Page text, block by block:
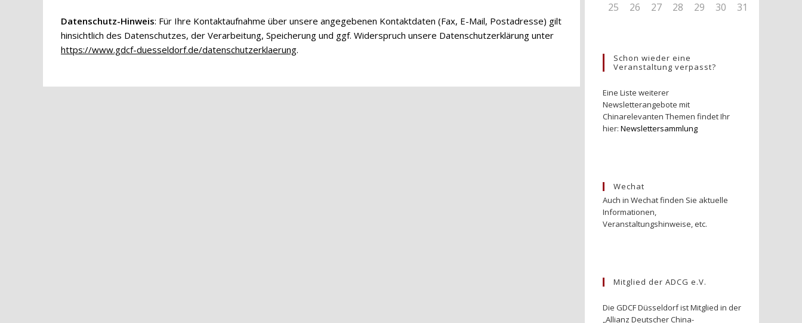
Datenschutz-Hinweis: Für Ihre Kontaktaufnahme über unsere angegebenen Kontaktdaten (Fax, E-Mail, Postadresse) gilt
hinsichtlich des Datenschutzes, der Verarbeitung, Speicherung und ggf. Widerspruch unsere Datenschutzerklärung unter
https://www.gdcf-duesseldorf.de/datenschutzerklaerung.
25
26 27 28 29 30 31
Schon wieder eine
Veranstaltung verpasst?
Eine Liste weiterer
Newsletterangebote mit
Chinarelevanten Themen findet Ihr
hier: Newslettersammlung
Wechat
Auch in Wechat finden Sie aktuelle
Informationen,
Veranstaltungshinweise, etc.
Mitglied der ADCG e.V.
Die GDCF Düsseldorf ist Mitglied in der
„Allianz Deutscher China-